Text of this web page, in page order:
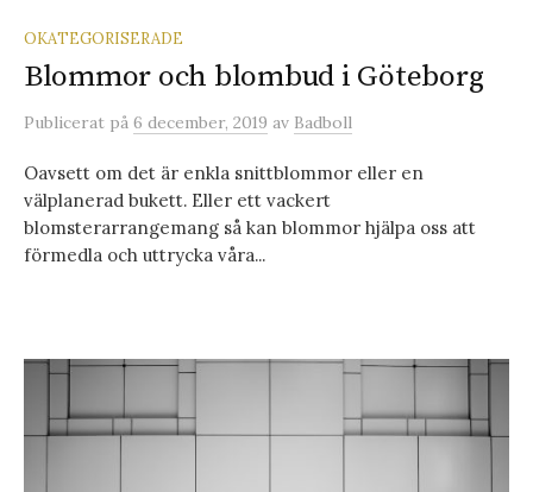
OKATEGORISERADE
Blommor och blombud i Göteborg
Publicerat på 6 december, 2019 av Badboll
Oavsett om det är enkla snittblommor eller en
välplanerad bukett. Eller ett vackert
blomsterarrangemang så kan blommor hjälpa oss att
förmedla och uttrycka våra...